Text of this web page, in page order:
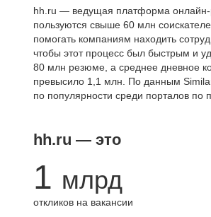
hh.ru — ведущая платформа онлайн-
пользуются свыше 60 млн
помогать компаниям находить
чтобы этот процесс был быстрым и
80 млн резюме, а среднее дневное
превысило 1,1 млн. По данным
по популярности среди порталов по
hh.ru — это
1 млрд
откликов на вакансии